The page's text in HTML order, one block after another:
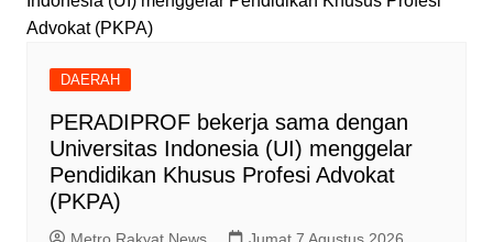
DAERAH
PERADIPROF bekerja sama dengan
Universitas Indonesia (UI) menggelar
Pendidikan Khusus Profesi Advokat
(PKPA)